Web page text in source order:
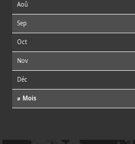
Aoû
Sep
Oct
Nov
Déc
⌀ Mois